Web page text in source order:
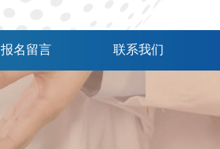
报名留言 联系我们